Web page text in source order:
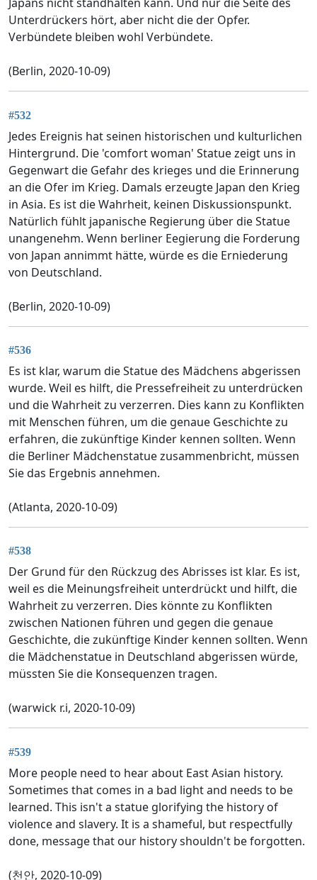
Unterdrückers hört, aber nicht die der Opfer.
Verbündete bleiben wohl Verbündete.
(Berlin, 2020-10-09)
#532
Jedes Ereignis hat seinen historischen und kulturlichen
Hintergrund. Die 'comfort woman' Statue zeigt uns in
Gegenwart die Gefahr des krieges und die Erinnerung
an die Ofer im Krieg. Damals erzeugte Japan den Krieg
in Asia. Es ist die Wahrheit, keinen Diskussionspunkt.
Natürlich fühlt japanische Regierung über die Statue
unangenehm. Wenn berliner Eegierung die Forderung
von Japan annimmt hätte, würde es die Erniederung
von Deutschland.
(Berlin, 2020-10-09)
#536
Es ist klar, warum die Statue des Mädchens abgerissen
wurde. Weil es hilft, die Pressefreiheit zu unterdrücken
und die Wahrheit zu verzerren. Dies kann zu Konflikten
mit Menschen führen, um die genaue Geschichte zu
erfahren, die zukünftige Kinder kennen sollten. Wenn
die Berliner Mädchenstatue zusammenbricht, müssen
Sie das Ergebnis annehmen.
(Atlanta, 2020-10-09)
#538
Der Grund für den Rückzug des Abrisses ist klar. Es ist,
weil es die Meinungsfreiheit unterdrückt und hilft, die
Wahrheit zu verzerren. Dies könnte zu Konflikten
zwischen Nationen führen und gegen die genaue
Geschichte, die zukünftige Kinder kennen sollten. Wenn
die Mädchenstatue in Deutschland abgerissen würde,
müssten Sie die Konsequenzen tragen.
(warwick r.i, 2020-10-09)
#539
More people need to hear about East Asian history.
Sometimes that comes in a bad light and needs to be
learned. This isn't a statue glorifying the history of
violence and slavery. It is a shameful, but respectfully
done, message that our history shouldn't be forgotten.
(천안, 2020-10-09)